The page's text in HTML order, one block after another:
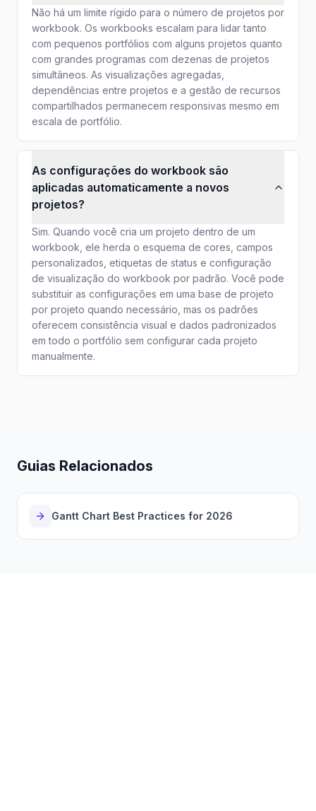
Não há um limite rígido para o número de projetos por
workbook. Os workbooks escalam para lidar tanto
com pequenos portfólios com alguns projetos quanto
com grandes programas com dezenas de projetos
simultâneos. As visualizações agregadas,
dependências entre projetos e a gestão de recursos
compartilhados permanecem responsivas mesmo em
escala de portfólio.
As configurações do workbook são
aplicadas automaticamente a novos
projetos?
Sim. Quando você cria um projeto dentro de um
workbook, ele herda o esquema de cores, campos
personalizados, etiquetas de status e configuração
de visualização do workbook por padrão. Você pode
substituir as configurações em uma base de projeto
por projeto quando necessário, mas os padrões
oferecem consistência visual e dados padronizados
em todo o portfólio sem configurar cada projeto
manualmente.
Guias Relacionados
Gantt Chart Best Practices for 2026